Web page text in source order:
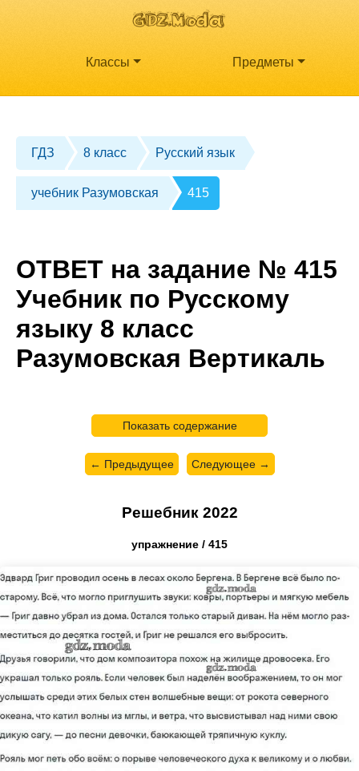
Классы Предметы
ГДЗ 8 класс Русский язык
учебник Разумовская 415
ОТВЕТ на задание № 415
Учебник по Русскому
языку 8 класс
Разумовская Вертикаль
Показать содержание
← Предыдущее Следующее →
Решебник 2022
упражнение / 415